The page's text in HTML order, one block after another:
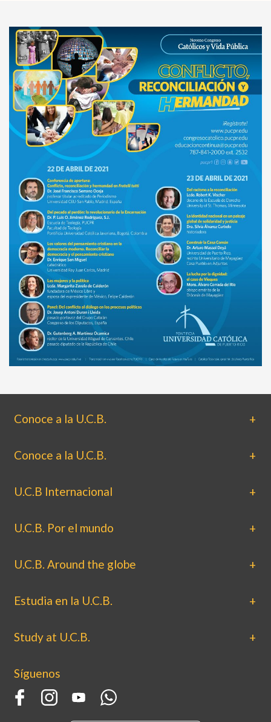
Conoce a la U.C.B.
Conoce a la U.C.B.
U.C.B Internacional
U.C.B. Por el mundo
U.C.B. Around the globe
Estudia en la U.C.B.
Study at U.C.B.
Síguenos